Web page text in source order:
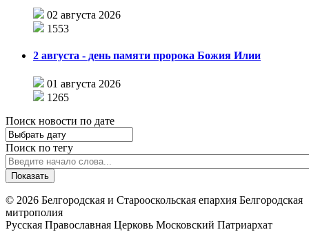
02 августа 2026
1553
2 августа - день памяти пророка Божия Илии
01 августа 2026
1265
Поиск новости по дате
Поиск по тегу
© 2026 Белгородская и Старооскольская епархия Белгородская
митрополия
Русская Православная Церковь Московский Патриархат